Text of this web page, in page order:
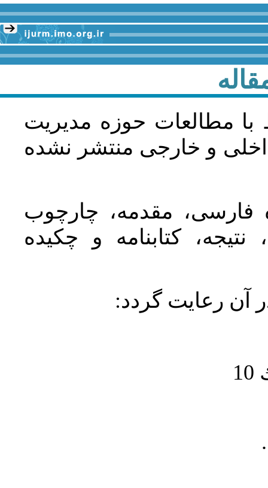
با مطالعات حوزه مديريت
و خارجی منتشر نشده
فارسی، مقدمه، چارچوب
کتابنامه و چکیده
آن رعايت گردد: